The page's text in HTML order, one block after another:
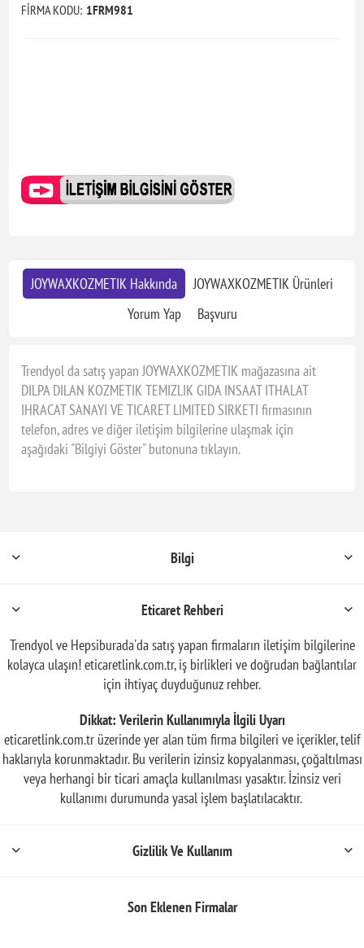
FİRMA KODU: 1FRM981
JOYWAXKOZMETIK Hakkında
JOYWAXKOZMETIK Ürünleri
Yorum Yap
Başvuru
Trendyol da satış yapan JOYWAXKOZMETIK mağazasına ait
DILPA DILAN KOZMETIK TEMIZLIK GIDA INSAAT ITHALAT
IHRACAT SANAYI VE TICARET LIMITED SIRKETI firmasının
telefon, adres ve diğer iletişim bilgilerine ulaşmak için
aşağıdaki "Bilgiyi Göster" butonuna tıklayın.
Bilgi
Eticaret Rehberi
Trendyol ve Hepsiburada'da satış yapan firmaların iletişim bilgilerine
kolayca ulaşın! eticaretlink.com.tr, iş birlikleri ve doğrudan bağlantılar
için ihtiyaç duyduğunuz rehber.
Dikkat: Verilerin Kullanımıyla İlgili Uyarı
eticaretlink.com.tr üzerinde yer alan tüm firma bilgileri ve içerikler, telif
haklarıyla korunmaktadır. Bu verilerin izinsiz kopyalanması, çoğaltılması
veya herhangi bir ticari amaçla kullanılması yasaktır. İzinsiz veri
kullanımı durumunda yasal işlem başlatılacaktır.
Gizlilik Ve Kullanım
Son Eklenen Firmalar